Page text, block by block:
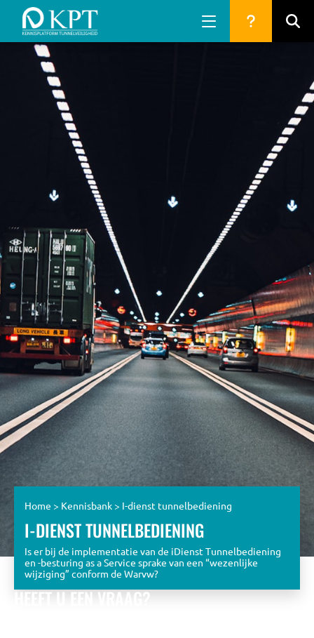
Home > Kennisbank> I-dienst tunnelbediening
I-DIENST TUNNELBEDIENING
Is er bij de implementatie van de iDienst Tunnelbediening
en -besturing as a Service sprake van een “wezenlijke
wijziging” conform de Warvw?
HEEFT U EEN VRAAG?